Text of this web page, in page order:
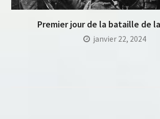
Premier jour de la bataille de
janvier 22, 2024